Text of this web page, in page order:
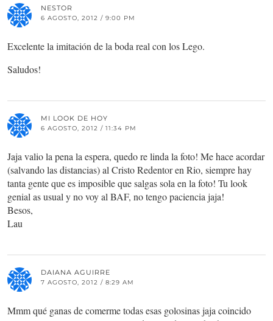
NESTOR
6 AGOSTO, 2012 / 9:00 PM
Excelente la imitación de la boda real con los Lego.
Saludos!
MI LOOK DE HOY
6 AGOSTO, 2012 / 11:34 PM
Jaja valio la pena la espera, quedo re linda la foto! Me hace acordar
(salvando las distancias) al Cristo Redentor en Rio, siempre hay
tanta gente que es imposible que salgas sola en la foto! Tu look
genial as usual y no voy al BAF, no tengo paciencia jaja!
Besos,
Lau
DAIANA AGUIRRE
7 AGOSTO, 2012 / 8:29 AM
Mmm qué ganas de comerme todas esas golosinas jaja coincido